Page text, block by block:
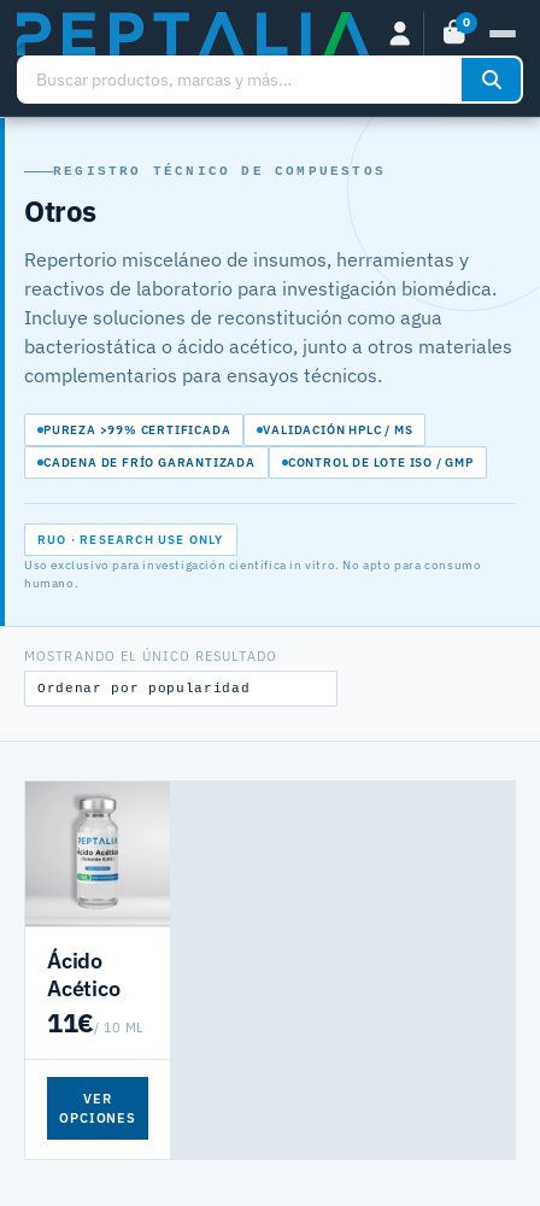
0
REGISTRO TÉCNICO DE COMPUESTOS
Otros
Repertorio misceláneo de insumos, herramientas y
reactivos de laboratorio para investigación biomédica.
Incluye soluciones de reconstitución como agua
bacteriostática o ácido acético, junto a otros materiales
complementarios para ensayos técnicos.
PUREZA >99% CERTIFICADA VALIDACIÓN HPLC / MS
CADENA DE FRÍO GARANTIZADA CONTROL DE LOTE ISO / GMP
RUO · RESEARCH USE ONLY
Uso exclusivo para investigación científica in vitro. No apto para consumo
humano.
MOSTRANDO EL ÚNICO RESULTADO
Ácido
Acético
11€/ 10 ML
VER
OPCIONES